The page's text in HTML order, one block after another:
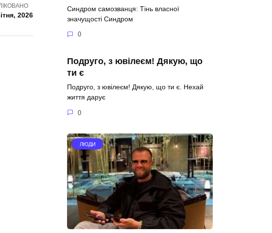
2026
Синдром самозванця: Тінь власної
значущості Синдром
0
Подруго, з ювілеєм! Дякую, що
ти є
Подруго, з ювілеєм! Дякую, що ти є. Нехай
життя дарує
0
ЛЮДИ